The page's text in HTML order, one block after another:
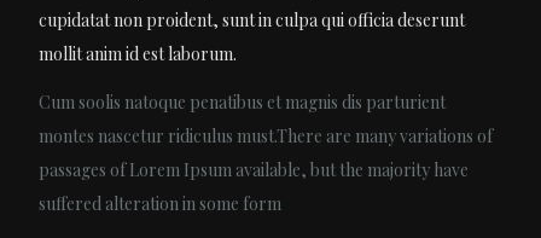
cupidatat non proident, sunt in culpa qui officia deserunt
mollit anim id est laborum.
Cum soolis natoque penatibus et magnis dis parturient
montes nascetur ridiculus must.There are many variations of
passages of Lorem Ipsum available, but the majority have
suffered alteration in some form